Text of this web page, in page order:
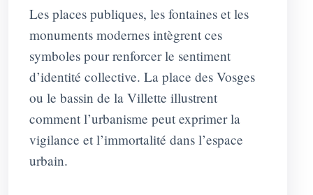
Les places publiques, les fontaines et les
monuments modernes intègrent ces
symboles pour renforcer le sentiment
d’identité collective. La place des Vosges
ou le bassin de la Villette illustrent
comment l’urbanisme peut exprimer la
vigilance et l’immortalité dans l’espace
urbain.